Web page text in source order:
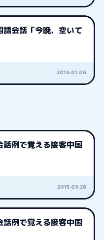
語会話「今晩、空いて
2016.01.06
話例で覚える接客中国
2015.09.26
話例で覚える接客中国